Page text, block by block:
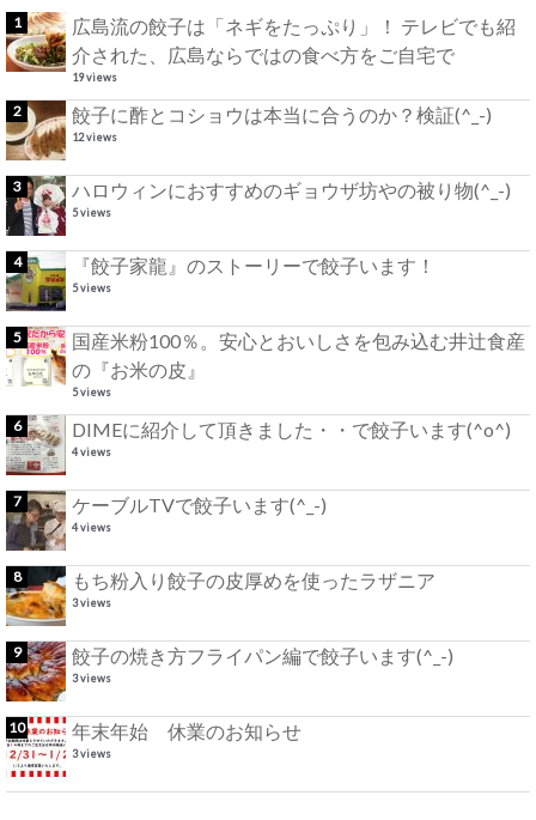
広島流の餃子は「ネギをたっぷり」！ テレビでも紹
介された、広島ならではの食べ方をご自宅で
19 views
餃子に酢とコショウは本当に合うのか？検証(^_-)
12 views
ハロウィンにおすすめのギョウザ坊やの被り物(^_-)
5 views
『餃子家龍』のストーリーで餃子います！
5 views
国産米粉100％。安心とおいしさを包み込む井辻食産
の『お米の皮』
5 views
DIMEに紹介して頂きました・・で餃子います(^o^)
4 views
ケーブルTVで餃子います(^_-)
4 views
もち粉入り餃子の皮厚めを使ったラザニア
3 views
餃子の焼き方フライパン編で餃子います(^_-)
3 views
年末年始 休業のお知らせ
3 views